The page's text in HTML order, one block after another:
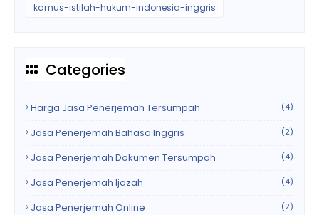
kamus-istilah-hukum-indonesia-inggris
Categories
Harga Jasa Penerjemah Tersumpah (4)
Jasa Penerjemah Bahasa Inggris (2)
Jasa Penerjemah Dokumen Tersumpah (4)
Jasa Penerjemah Ijazah (4)
Jasa Penerjemah Online (2)